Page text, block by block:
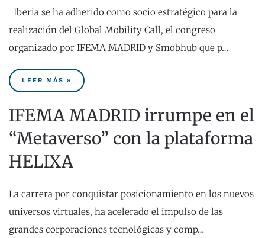
Iberia se ha adherido como socio estratégico para la
realización del Global Mobility Call, el congreso
organizado por IFEMA MADRID y Smobhub que p…
LEER MÁS »
IFEMA MADRID irrumpe en el
“Metaverso” con la plataforma
HELIXA
La carrera por conquistar posicionamiento en los nuevos
universos virtuales, ha acelerado el impulso de las
grandes corporaciones tecnológicas y comp…